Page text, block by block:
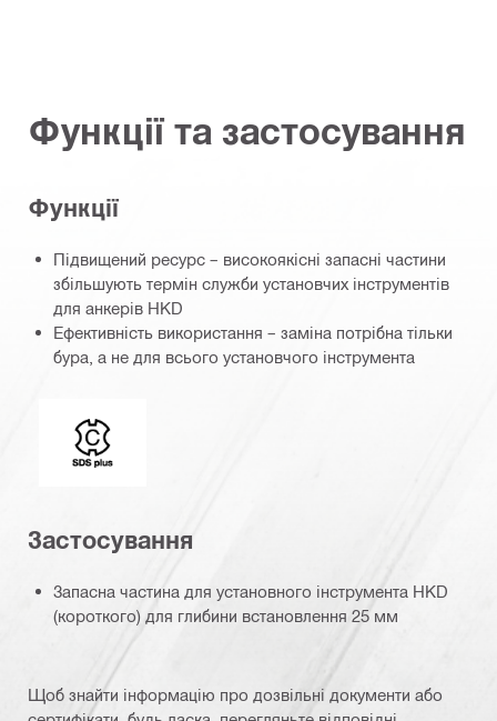
Функції та застосування
Функції
Підвищений ресурс – високоякісні запасні частини
збільшують термін служби установчих інструментів
для анкерів HKD
Ефективність використання – заміна потрібна тільки
бура, а не для всього установчого інструмента
Хвостовик
Застосування
Запасна частина для установного інструмента HKD
(короткого) для глибини встановлення 25 мм
Щоб знайти інформацію про дозвільні документи або